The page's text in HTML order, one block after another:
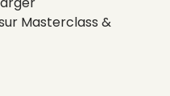
Masterclass &